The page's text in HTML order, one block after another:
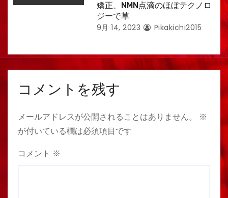
矯正、NMN点滴のほぼテクノロ
ジーで草
9月 14, 2023 Pikakichi2015
コメントを残す
メールアドレスが公開されることはありません。
※
が付いている欄は必須項目です
コメント ※